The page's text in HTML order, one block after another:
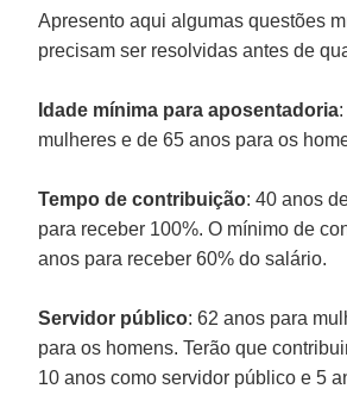
Apresento aqui algumas questões
precisam ser resolvidas antes de
Idade mínima para aposentadoria
mulheres e de 65 anos para os
Tempo de contribuição: 40 anos
para receber 100%. O mínimo de
anos para receber 60% do salário.
Servidor público: 62 anos para
para os homens. Terão que
10 anos como servidor público e 5